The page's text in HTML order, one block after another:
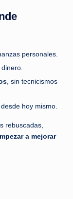
personales.
, sin tecnicismos
hoy mismo.
rebuscadas,
a mejorar